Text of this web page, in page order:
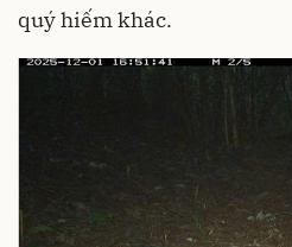
quý hiếm khác.